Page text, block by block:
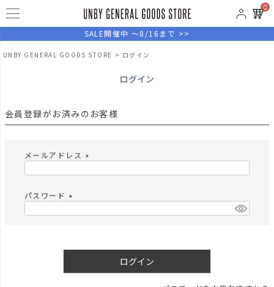
0
SALE開催中 ～8/16まで >>
UNBY GENERAL GOODS STORE ログイン
ログイン
会員登録がお済みのお客様
メールアドレス
)
パスワード
ログイン